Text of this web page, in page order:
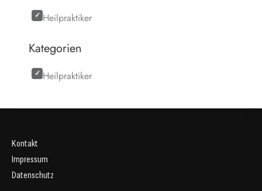
Heilpraktiker
Kategorien
Heilpraktiker
Kontakt
Impressum
Datenschutz